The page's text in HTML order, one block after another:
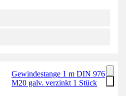
Gewindestange 1 m DIN 976
M20 galv. verzinkt 1 Stück